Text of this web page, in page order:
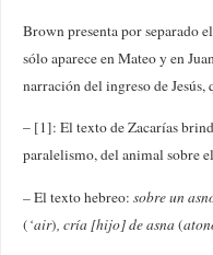
Brown presenta por separado
sólo aparece en Mateo y en
narración del ingreso de
– [1]: El texto de Zacarías
paralelismo, del animal sobre
–El texto hebreo:sobre un
(‘air) , cría [hijo] de asna(